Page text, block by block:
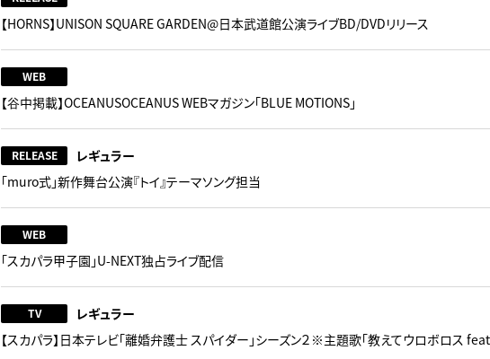
【HORNS】UNISON SQUARE GARDEN@日本武道館公演ライブBD/DVDリリース
WEB
【谷中掲載】OCEANUSOCEANUS WEBマガジン「BLUE MOTIONS」
RELEASE
レギュラー
「muro式」新作舞台公演『トイ』テーマソング担当
WEB
「スカパラ甲子園」U-NEXT独占ライブ配信
TV
レギュラー
【スカパラ】日本テレビ「離婚弁護士 スパイダー」シーズン２※主題歌「教えてウロボロス